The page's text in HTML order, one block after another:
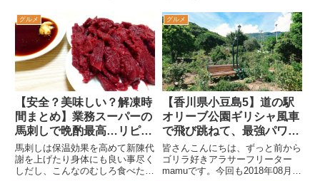
い出ブログをお送りする。近江八
幡観光のマップを手に入れた私た
ちは再び歩き出した。こちらにも
ラ コリーナ同様”たね...
や基本情報！美味しいソフトクリ
ームが食べられる道の駅！帯広市
でおススメしたいジンギスカンの
美味しい地元で人気の焼肉屋さん
に行った感想まとめ。車中泊中に
おススメの温泉併設道の駅もご紹
介！
グルメ
【安全？美味しい？解凍時
間まとめ】業務スーパーの
馬刺しで晩酌最高…リピー
ト買いしているアラサーの
食レポ
馬刺しは保温効果を高めて新陳代
謝を上げたり身体にも良い事尽く
しだし、こんなのむしろ食べた方
グルメ
【香川県小豆島5】道の駅
オリーブ公園ギリシャ風車
で飛び跳ねて、最強パワー
スポット江洞窟を参拝した
家族の2018年08月過去ブ
ログ
皆さんこんにちは、ずっと前から
ゴリラ好きアラサーフリーター
mamuです。今回も2018年08月、